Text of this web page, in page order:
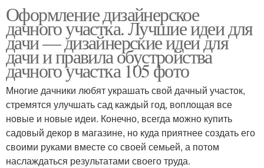
Оформление дизайнерское
дачного участка. Лучшие идеи для
дачи — дизайнерские идеи для
дачи и правила обустройства
дачного участка 105 фото
Многие дачники любят украшать свой дачный участок,
стремятся улучшать сад каждый год, воплощая все
новые и новые идеи. Конечно, всегда можно купить
садовый декор в магазине, но куда приятнее создать его
своими руками вместе со своей семьей, а потом
наслаждаться результатами своего труда.